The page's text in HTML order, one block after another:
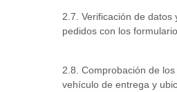
2.7. Verificación de datos
pedidos con los
2.8. Comprobación de
vehículo de entrega y